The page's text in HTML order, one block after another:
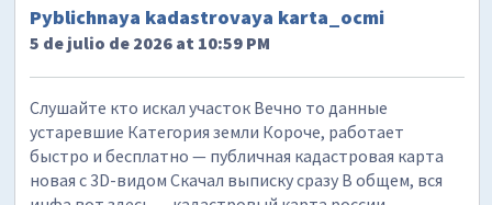
Pyblichnaya kadastrovaya karta_ocmi
5 de julio de 2026 at 10:59 PM
Слушайте кто искал участок Вечно то данные
устаревшие Категория земли Короче, работает
быстро и бесплатно — публичная кадастровая карта
новая с 3D-видом Скачал выписку сразу В общем, вся